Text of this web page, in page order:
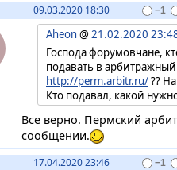
09.03.2020 18:30 −1
Aheon@ 21.02.2020
Господа форумовчане,
подавать в
http://perm.arbitr.ru/??
Кто подавал, какой
Все верно. Пермский
сообщении.
17.04.2020 23:46 −1